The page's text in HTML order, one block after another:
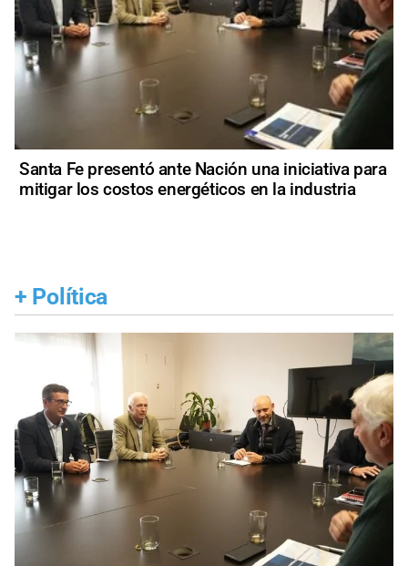
Santa Fe presentó ante Nación una iniciativa para
mitigar los costos energéticos en la industria
+ Política